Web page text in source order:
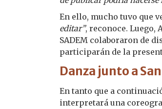
En ello, mucho tuvo que
editar”, reconoce. Luego,
SADEM colaboraron de
participarán de la
Danza junto a
En tanto que a
interpretará una